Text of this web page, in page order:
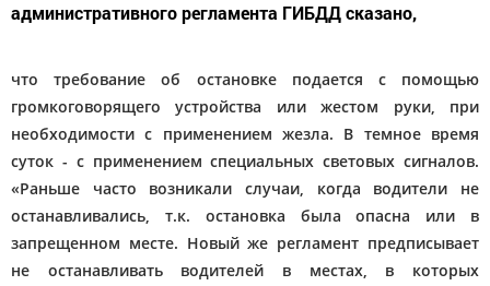
административного регламента ГИБДД сказано,
что требование об остановке подается с помощью
громкоговорящего устройства или жестом руки, при
необходимости с применением жезла. В темное время
суток - с применением специальных световых сигналов.
«Раньше часто возникали случаи, когда водители не
останавливались, т.к. остановка была опасна или в
запрещенном месте. Новый же регламент предписывает
не останавливать водителей в местах, в которых